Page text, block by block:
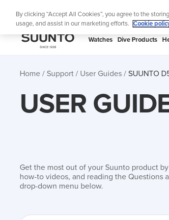
SUUNTO
Watches Dive Products
Home Support User Guides SUUNTO
USER
Get the most out of your Suunto product
how-to videos, and reading the Questions
drop-down menu below.
By clicking “Accept All Cookies”, you agree to the
usage, and assist in our marketing efforts.
Cookie